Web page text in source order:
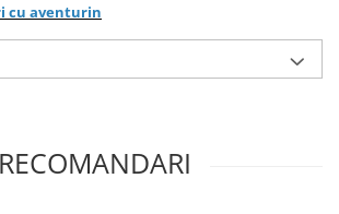
cu aventurin
RECOMANDARI